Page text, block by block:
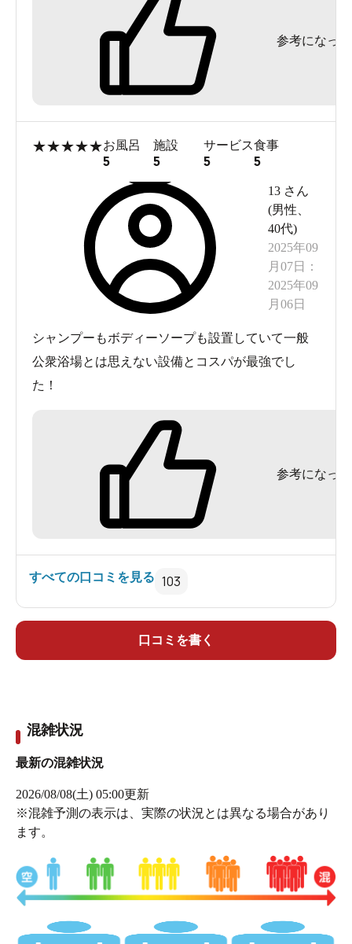
参考になった
★★★★★お風呂
5
施設
5
サービス
5
食事
5
13 さん
(男性、
40代)
2025年09
月07日
：
2025年09
月06日
シャンプーもボディーソープも設置していて一般
公衆浴場とは思えない設備とコスパが最強でし
た！
参考になった
すべての口コミを見る 103
口コミを書く
混雑状況
最新の混雑状況
2026/08/08(土) 05:00更新
※混雑予測の表示は、実際の状況とは異なる場合があり
ます。